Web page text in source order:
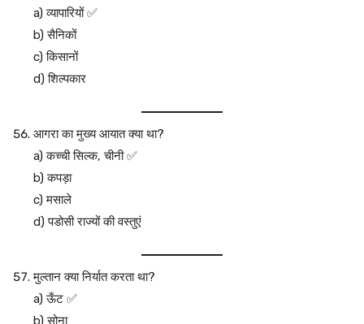
a) व्यापारियों ✅
b) सैनिकों
c) किसानों
d) शिल्पकार
आगरा का मुख्य आयात क्या था?
a) कच्ची सिल्क, चीनी ✅
b) कपड़ा
c) मसाले
d) पडोसी राज्यों की वस्तुएं
मुल्तान क्या निर्यात करता था?
a) ऊँट ✅
b) सोना